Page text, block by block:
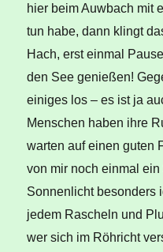
hier beim Auwbach mit
tun habe, dann klingt
Hach, erst einmal
den See genießen!
einiges los – es ist ja
Menschen haben ihre
warten auf einen guten
von mir noch einmal
Sonnenlicht besonders
jedem Rascheln und
wer sich im Röhricht